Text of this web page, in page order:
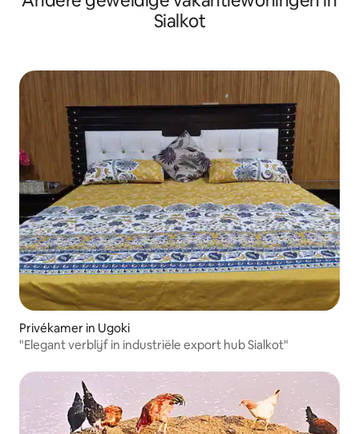
Sialkot
Privékamer in Ugoki
"Elegant verblijf in industriële export hub Sialkot"